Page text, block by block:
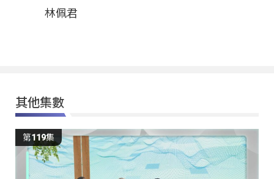
林佩君
其他集數
第119集